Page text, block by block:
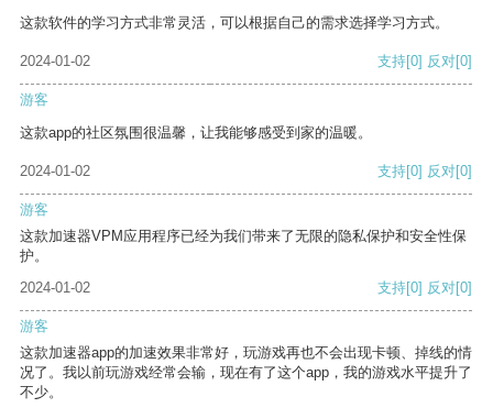
这款软件的学习方式非常灵活，可以根据自己的需求选择学习方式。
2024-01-02 支持[0] 反对[0]
游客
这款app的社区氛围很温馨，让我能够感受到家的温暖。
2024-01-02 支持[0] 反对[0]
游客
这款加速器VPM应用程序已经为我们带来了无限的隐私保护和安全性保
护。
2024-01-02
支持[0] 反对[0]
游客
这款加速器app的加速效果非常好，玩游戏再也不会出现卡顿、掉线的情
况了。我以前玩游戏经常会输，现在有了这个app，我的游戏水平提升了
不少。